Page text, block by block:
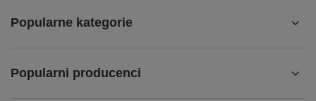
Popularne kategorie
Popularni producenci